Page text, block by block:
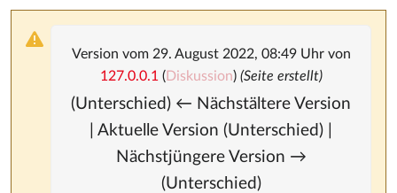
Version vom 29. August 2022, 08:49 Uhr von
127.0.0.1 (Diskussion) (Seite erstellt)
(Unterschied) ← Nächstältere Version
| Aktuelle Version (Unterschied) |
Nächstjüngere Version →
(Unterschied)